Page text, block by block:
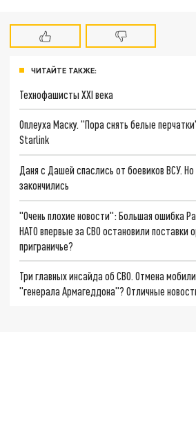
ЧИТАЙТЕ ТАКЖЕ:
Технофашисты XXI века
Оплеуха Маску. "Пора снять белые
Starlink
Даня с Дашей спаслись от боевиков ВСУ.
закончились
"Очень плохие новости": Большая ошибка
НАТО впервые за СВО остановили поставки
приграничье?
Три главных инсайда об СВО. Отмена
"генерала Армагеддона"? Отличные